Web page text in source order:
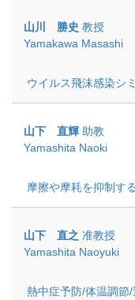
山川 勝史 教授
Yamakawa Masashi
ウイルス飛沫感染シ
山下 直輝 助教
Yamashita Naoki
摩擦や摩耗を抑制す
山下 直之 准教授
Yamashita Naoyuki
熱中症予防/体温調節